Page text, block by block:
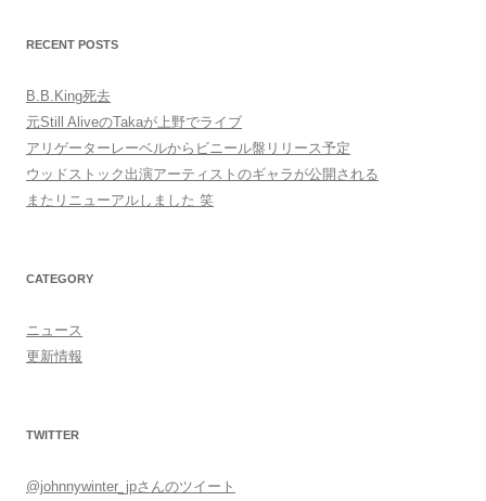
RECENT POSTS
B.B.King死去
元Still AliveのTakaが上野でライブ
アリゲーターレーベルからビニール盤リリース予定
ウッドストック出演アーティストのギャラが公開される
またリニューアルしました 笑
CATEGORY
ニュース
更新情報
TWITTER
@johnnywinter_jpさんのツイート